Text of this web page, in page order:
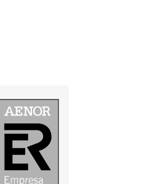
UNE-EN ISO 9001
(descargar)